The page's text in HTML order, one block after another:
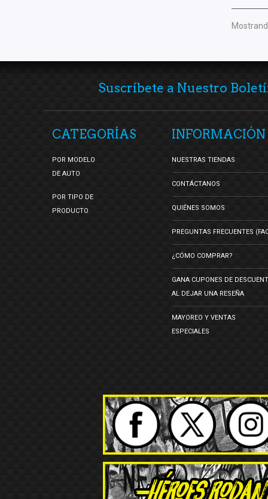
Suscríbete a Nuestro
CATEGORÍAS
POR MODELO
DE AUTO
POR TIPO DE
PRODUCTO
INFORMACIÓN
NUESTRAS TIENDAS
CONTÁCTANOS
QUIÉNES SOMOS
PREGUNTAS FRECUENTES
¿CÓMO COMPRAR?
GANA CUPONES DE
AL DEJAR UNA RESEÑA
MAYOREO Y VENTAS
ESPECIALES